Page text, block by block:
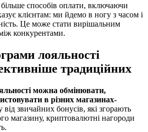
способів оплати, включаючи
клієнтам: ми йдемо в ногу з часом і
Це може стати вирішальним
конкурентами.
лояльності
традиційних
можна обмінювати,
в різних магазинах-
від звичайних бонусів, які згорають
магазину, криптовалютні нагороди